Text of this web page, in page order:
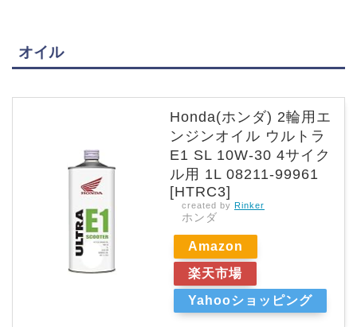
オイル
Honda(ホンダ) 2輪用エ
ンジンオイル ウルトラ
E1 SL 10W-30 4サイク
ル用 1L 08211-99961
[HTRC3]
created by Rinker
ホンダ
Amazon
楽天市場
Yahooショッピング